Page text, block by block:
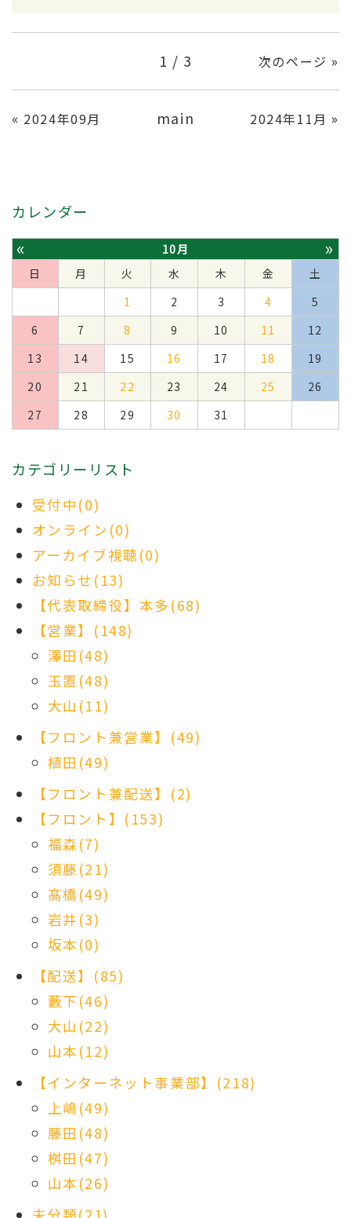
1 / 3 次のページ »
« 2024年09月 main 2024年11月 »
カレンダー
« 10月 »
日 月 火 水 木 金
土
1
2 3 4
5
6
7 8 9 10 11
12
13
14 15 16 17 18
19
20
21 22 23 24 25
26
27
28 29 30 31
カテゴリーリスト
受付中(0)
オンライン(0)
アーカイブ視聴(0)
お知らせ(13)
【代表取締役】本多(68)
【営業】(148)
澤田(48)
玉置(48)
大山(11)
【フロント兼営業】(49)
植田(49)
【フロント兼配送】(2)
【フロント】(153)
福森(7)
須藤(21)
髙橋(49)
岩井(3)
坂本(0)
【配送】(85)
藪下(46)
大山(22)
山本(12)
【インターネット事業部】(218)
上嶋(49)
藤田(48)
桝田(47)
山本(26)